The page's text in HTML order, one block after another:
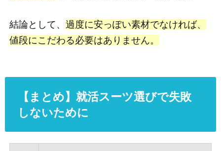
結論として、 過度に安っぽい素材でなければ、
値段にこだわる必要はありません。
【まとめ】就活スーツ選びで失敗
しないために